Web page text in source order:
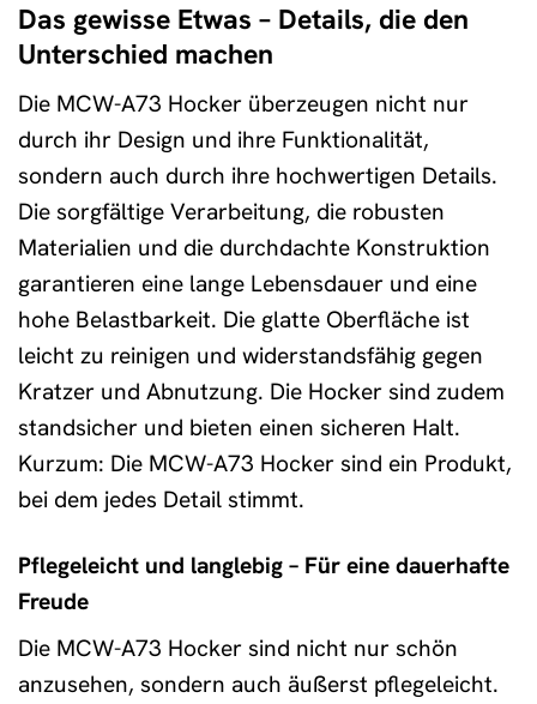
Das gewisse Etwas – Details, die den
Unterschied machen
Die MCW-A73 Hocker überzeugen nicht nur
durch ihr Design und ihre Funktionalität,
sondern auch durch ihre hochwertigen Details.
Die sorgfältige Verarbeitung, die robusten
Materialien und die durchdachte Konstruktion
garantieren eine lange Lebensdauer und eine
hohe Belastbarkeit. Die glatte Oberfläche ist
leicht zu reinigen und widerstandsfähig gegen
Kratzer und Abnutzung. Die Hocker sind zudem
standsicher und bieten einen sicheren Halt.
Kurzum: Die MCW-A73 Hocker sind ein Produkt,
bei dem jedes Detail stimmt.
Pflegeleicht und langlebig – Für eine dauerhafte
Freude
Die MCW-A73 Hocker sind nicht nur schön
anzusehen, sondern auch äußerst pflegeleicht.